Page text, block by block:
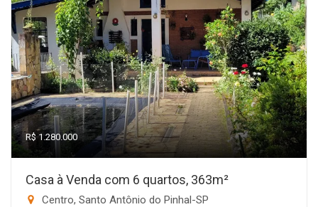
R$ 1.280.000
Casa à Venda com 6 quartos, 363m²
Centro, Santo Antônio do Pinhal-SP